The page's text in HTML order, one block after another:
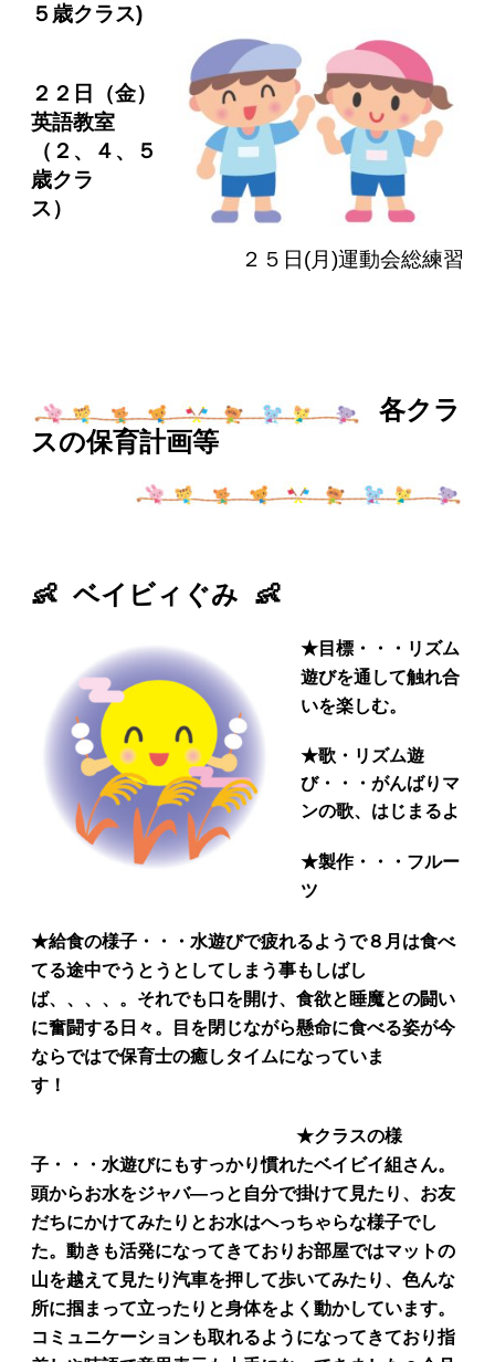
５歳クラス)
２２日（金）
英語教室
（２、４、５
歳クラ
ス）
２５日(月)運動会総練習
各クラ
スの保育計画等
👶 ベイビィぐみ 👶
★目標・・・リズム
遊びを通して触れ合
いを楽しむ。
★歌・リズム遊
び・・・がんばりマ
ンの歌、はじまるよ
★製作・・・フルー
ツ
★給食の様子・・・水遊びで疲れるようで８月は食べ
てる途中でうとうとしてしまう事もしばし
ば、、、、。それでも口を開け、食欲と睡魔との闘い
に奮闘する日々。目を閉じながら懸命に食べる姿が今
ならではで保育士の癒しタイムになっていま
す！
★クラスの様
子・・・水遊びにもすっかり慣れたベイビイ組さん。
頭からお水をジャバ―っと自分で掛けて見たり、お友
だちにかけてみたりとお水はへっちゃらな様子でし
た。動きも活発になってきておりお部屋ではマットの
山を越えて見たり汽車を押して歩いてみたり、色んな
所に掴まって立ったりと身体をよく動かしています。
コミュニケーションも取れるようになってきており指